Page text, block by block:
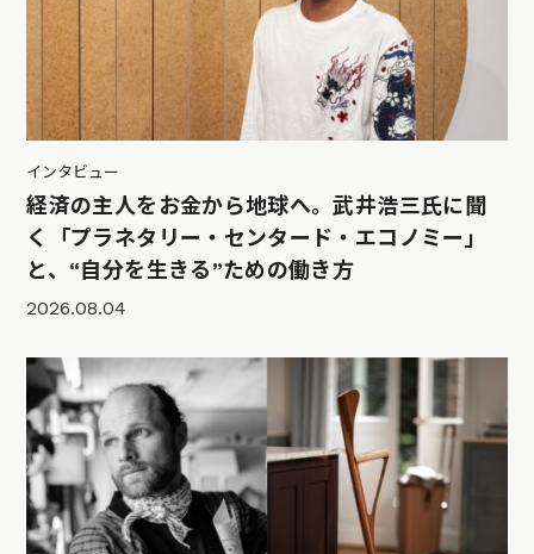
インタビュー
経済の主人をお金から地球へ。武井浩三氏に聞
く「プラネタリー・センタード・エコノミー」
と、“自分を生きる”ための働き方
2026.08.04